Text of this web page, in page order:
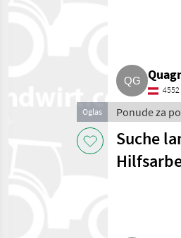
Oglas
Ponude za
Sezonski
Suche